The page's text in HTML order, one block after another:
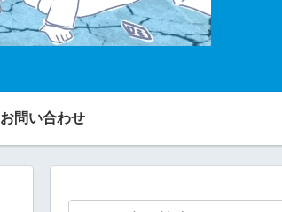
お問い合わせ